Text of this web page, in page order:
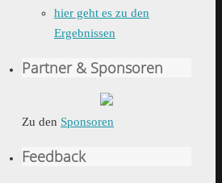
hier geht es zu den
Ergebnissen
Partner & Sponsoren
Zu den Sponsoren
Feedback